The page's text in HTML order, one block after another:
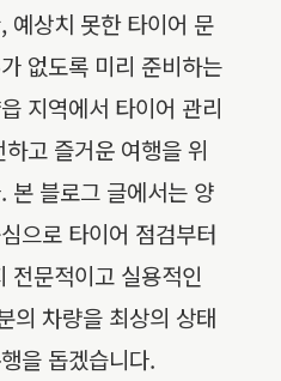
예상치 못한 타이어 문
없도록 미리 준비하는
지역에서 타이어 관리
고 즐거운 여행을 위
본 블로그 글에서는 양
으로 타이어 점검부터
전문적이고 실용적인
의 차량을 최상의 상태
을 돕겠습니다.